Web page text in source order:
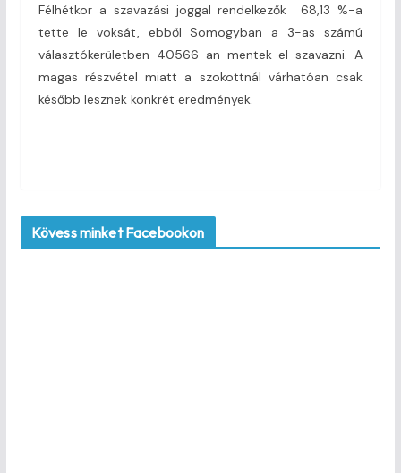
Félhétkor a szavazási joggal rendelkezők 68,13 %-a
tette le voksát, ebből Somogyban a 3-as számú
választókerületben 40566-an mentek el szavazni. A
magas részvétel miatt a szokottnál várhatóan csak
később lesznek konkrét eredmények.
Kövess minket Facebookon